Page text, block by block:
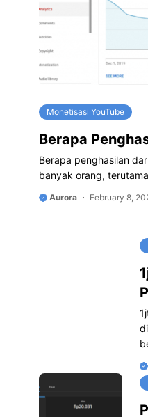
Monetisasi YouTube
Berapa
Berapa penghasilan
banyak orang,
Aurora February 8,